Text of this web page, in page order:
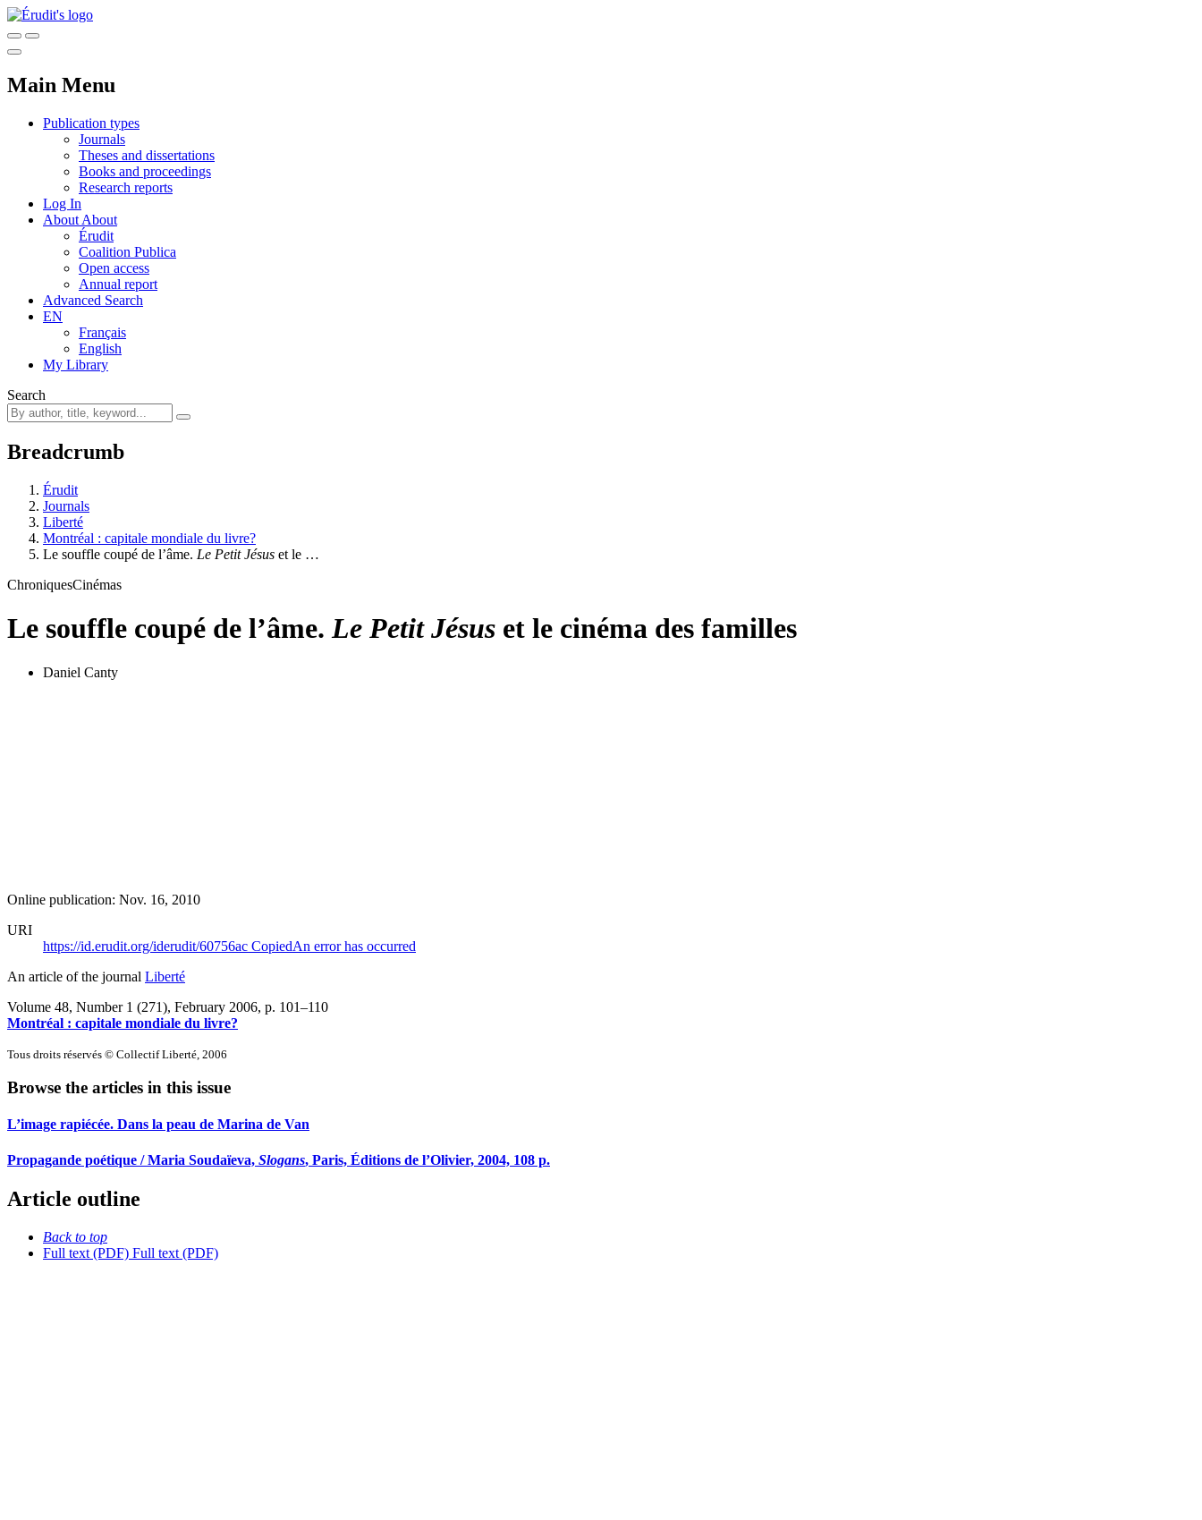
Main Menu
Publication types
Journals
Theses and dissertations
Books and proceedings
Research reports
Log In
About About
Érudit
Coalition Publica
Open access
Annual report
Advanced Search
EN
Français
English
My Library
Search
Breadcrumb
Érudit
Journals
Liberté
Montréal : capitale mondiale du livre?
Le souffle coupé de l’âme. Le Petit Jésus et le …
ChroniquesCinémas
Le souffle coupé de l’âme. Le Petit Jésus et le cinéma des familles
Daniel Canty
Online publication: Nov. 16, 2010
URI
https://id.erudit.org/iderudit/60756ac CopiedAn error has occurred
An article of the journal Liberté
Volume 48, Number 1 (271), February 2006, p. 101–110
Montréal : capitale mondiale du livre?
Tous droits réservés © Collectif Liberté, 2006
Browse the articles in this issue
L’image rapiécée. Dans la peau de Marina de Van
Propagande poétique / Maria Soudaïeva, Slogans, Paris, Éditions de l’Olivier, 2004, 108 p.
Article outline
Back to top
Full text (PDF) Full text (PDF)